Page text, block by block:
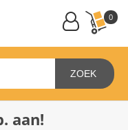
0
ZOEK
aan!